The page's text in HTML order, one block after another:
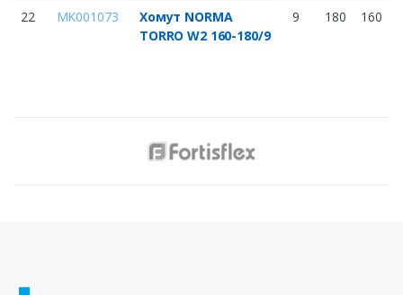
22 MK001073
Хомут NORMA
TORRO W2 160-180/9
9 180 160